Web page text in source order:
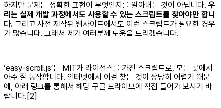
하지만 문제는 정확한 표현이 무엇인지를 알아내는 것이 아닙니다. 우
리는 실제 개발 과정에서도 사용할 수 있는 스크립트를 찾아야만 합니
다. 그리고 사전 제작된 웹사이트에서도 이런 스크립트가 필요한 경우
가 많습니다. 그래서 제가 여러분께 도움을 드리겠습니다.
‘easy-scroll.js’는 MIT가 라이선스를 가진 스크립트로, 모든 곳에서
아주 잘 동작합니다. 인터넷에서 이걸 찾는 것이 상당히 어렵기 때문
에, 아래 링크를 통해서 해당 구글 드라이브에 직접 들어가 보시기 바
랍니다.[2]